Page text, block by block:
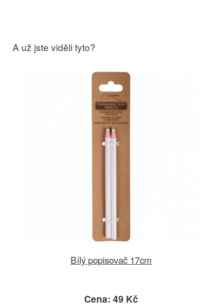
A už jste viděli tyto?
Bílý popisovač 17cm
Cena: 49 Kč